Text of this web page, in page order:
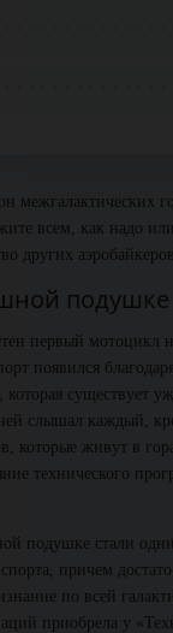
межгалактических
всем, как надо
других
подушке
первый мотоцикл
появился
существует
слышал каждый,
которые живут в
технического
подушке стали
причем
по всей
приобрела у